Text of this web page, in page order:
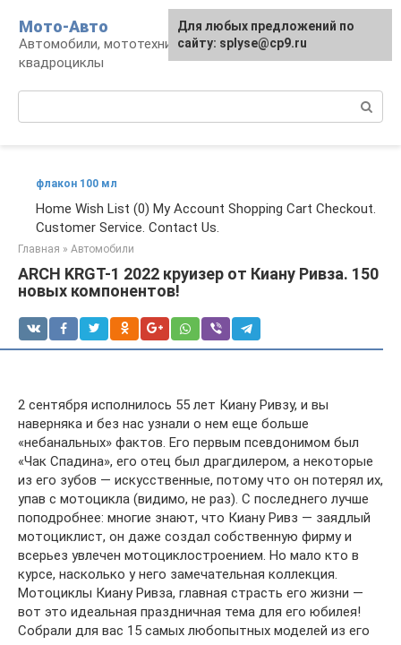
контенту
Мото-Авто
Автомобили, мототехника, снегоходы,
квадроциклы
флакон 100 мл
Home Wish List (0) My Account Shopping Cart Checkout.
Customer Service. Contact Us.
Главная » Автомобили
ARCH KRGT-1 2022 круизер от Киану Ривза. 150
новых компонентов!
2 сентября исполнилось 55 лет Киану Ривзу, и вы
наверняка и без нас узнали о нем еще больше
«небанальных» фактов. Его первым псевдонимом был
«Чак Спадина», его отец был драгдилером, а некоторые
из его зубов — искусственные, потому что он потерял их,
упав с мотоцикла (видимо, не раз). С последнего лучше
поподробнее: многие знают, что Киану Ривз — заядлый
мотоциклист, он даже создал собственную фирму и
всерьез увлечен мотоциклостроением. Но мало кто в
курсе, насколько у него замечательная коллекция.
Мотоциклы Киану Ривза, главная страсть его жизни —
вот это идеальная праздничная тема для его юбилея!
Собрали для вас 15 самых любопытных моделей из его
Для любых предложений по
сайту: splyse@cp9.ru